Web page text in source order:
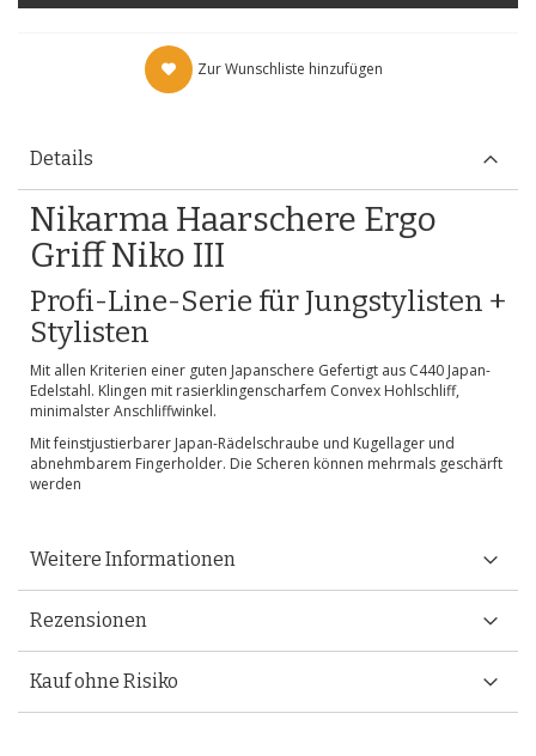
Zur Wunschliste hinzufügen
Details
Nikarma Haarschere Ergo
Griff Niko III
Profi-Line-Serie für Jungstylisten +
Stylisten
Mit allen Kriterien einer guten Japanschere Gefertigt aus C440 Japan-
Edelstahl. Klingen mit rasierklingenscharfem Convex Hohlschliff,
minimalster Anschliffwinkel.
Mit feinstjustierbarer Japan-Rädelschraube und Kugellager und
abnehmbarem Fingerholder. Die Scheren können mehrmals geschärft
werden
Weitere Informationen
Rezensionen
Kauf ohne Risiko